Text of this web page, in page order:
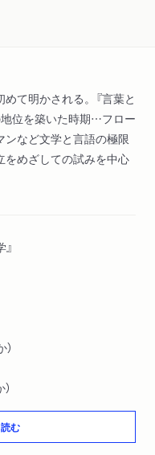
て明かされる。『言葉と
位を築いた時期…フロー
など文学と言語の極限
をめざしての試みを中心
む